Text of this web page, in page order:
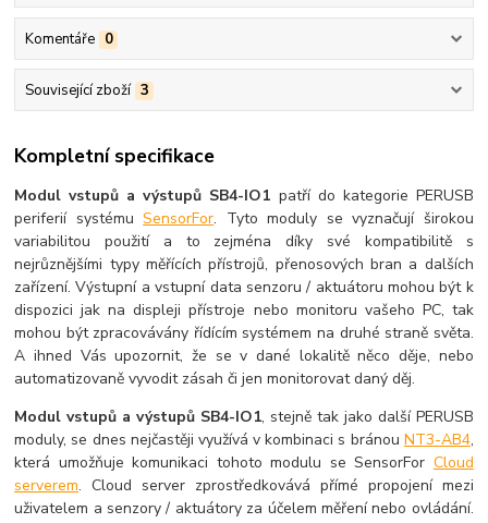
Komentáře 0
Související zboží 3
Kompletní specifikace
Modul vstupů a výstupů SB4-IO1 patří do kategorie PERUSB
periferií systémuSensorFor. Tyto moduly se vyznačují širokou
variabilitou použití a to zejména díky své kompatibilitě s
nejrůznějšími typy měřících přístrojů, přenosových bran a dalších
zařízení. Výstupní a vstupní data senzoru / aktuátoru mohou být k
dispozici jak na displeji přístroje nebo monitoru vašeho PC, tak
mohou být zpracovávány řídícím systémem na druhé straně světa.
A ihned Vás upozornit, že se v dané lokalitě něco děje, nebo
automatizovaně vyvodit zásah či jen monitorovat daný děj.
Modul vstupů a výstupů SB4-IO1, stejně tak jako další PERUSB
moduly, se dnes nejčastěji využívá v kombinaci s bránou NT3-AB4,
která umožňuje komunikaci tohoto modulu se SensorFor Cloud
serverem. Cloud server zprostředkovává přímé propojení mezi
uživatelem a senzory / aktuátory za účelem měření nebo ovládání.